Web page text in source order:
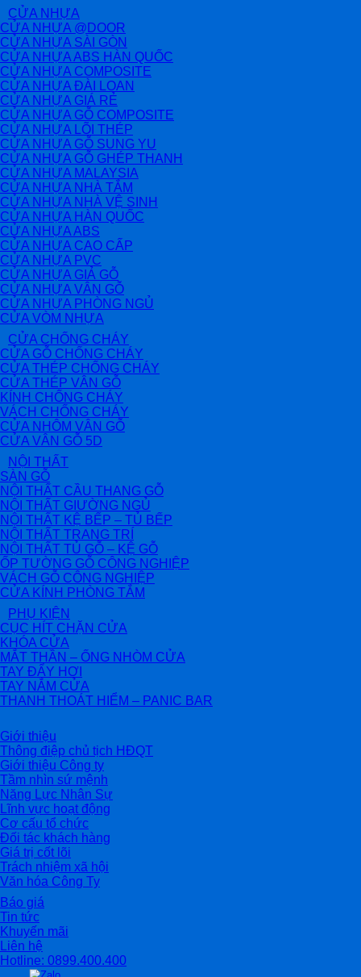
CỬA NHỰA
CỬA NHỰA @DOOR
CỬA NHỰA SÀI GÒN
CỬA NHỰA ABS HÀN QUỐC
CỬA NHỰA COMPOSITE
CỬA NHỰA ĐÀI LOAN
CỬA NHỰA GIÁ RẺ
CỬA NHỰA GỖ COMPOSITE
CỬA NHỰA LÕI THÉP
CỬA NHỰA GỖ SUNG YU
CỬA NHỰA GỖ GHÉP THANH
CỬA NHỰA MALAYSIA
CỬA NHỰA NHÀ TẮM
CỬA NHỰA NHÀ VỆ SINH
CỬA NHỰA HÀN QUỐC
CỬA NHỰA ABS
CỬA NHỰA CAO CẤP
CỬA NHỰA PVC
CỬA NHỰA GIẢ GỖ
CỬA NHỰA VÂN GỖ
CỬA NHỰA PHÒNG NGỦ
CỬA VÒM NHỰA
CỬA CHỐNG CHÁY
CỬA GỖ CHỐNG CHÁY
CỬA THÉP CHỐNG CHÁY
CỬA THÉP VÂN GỖ
KÍNH CHỐNG CHÁY
VÁCH CHỐNG CHÁY
CỬA NHÔM VÂN GỖ
CỬA VÂN GỖ 5D
NỘI THẤT
SÀN GỖ
NỘI THẤT CẦU THANG GỖ
NỘI THẤT GIƯỜNG NGỦ
NỘI THẤT KỆ BẾP – TỦ BẾP
NỘI THẤT TRANG TRÍ
NỘI THẤT TỦ GỖ – KỆ GỖ
ỐP TƯỜNG GỖ CÔNG NGHIỆP
VÁCH GỖ CÔNG NGHIỆP
CỬA KÍNH PHÒNG TẮM
PHỤ KIỆN
CỤC HÍT CHẶN CỬA
KHÓA CỬA
MẮT THẦN – ỐNG NHÒM CỬA
TAY ĐẨY HƠI
TAY NẮM CỬA
THANH THOÁT HIỂM – PANIC BAR
Giới thiệu
Thông điệp chủ tịch HĐQT
Giới thiệu Công ty
Tầm nhìn sứ mệnh
Năng Lực Nhân Sự
Lĩnh vực hoạt động
Cơ cấu tổ chức
Đối tác khách hàng
Giá trị cốt lõi
Trách nhiệm xã hội
Văn hóa Công Ty
Báo giá
Tin tức
Khuyến mãi
Liên hệ
Hotline: 0899.400.400